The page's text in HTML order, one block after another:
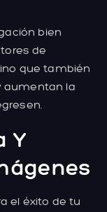
bien
de
que también
aumentan la
Y
el éxito de tu